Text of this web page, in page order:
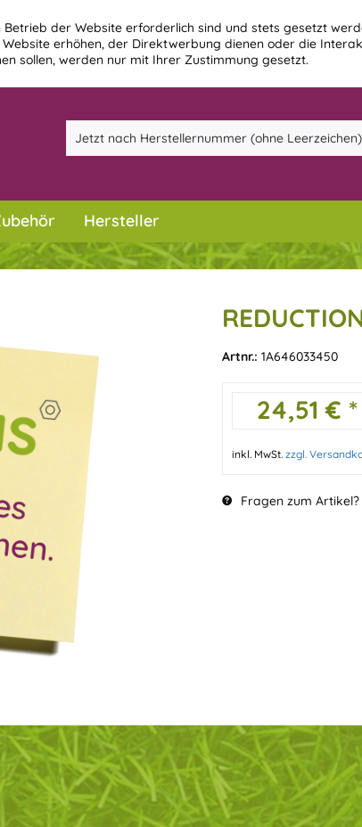
der Website erforderlich sind und stets gesetzt
erhöhen, der Direktwerbung dienen oder die
sollen, werden nur mit Ihrer Zustimmung gesetzt.
Hersteller
Artnr.: 1A646033450
24,51 € *
inkl. MwSt. zzgl.
Fragen zum Artikel?